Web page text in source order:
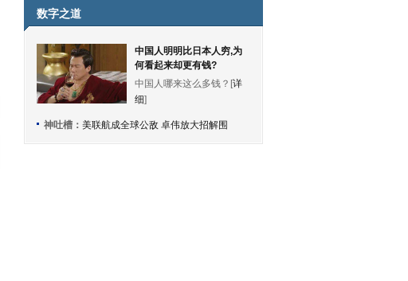
数字之道
中国人明明比日本人穷,为
何看起来却更有钱?
中国人哪来这么多钱？[详
细]
神吐槽： 美联航成全球公敌 卓伟放大招解围